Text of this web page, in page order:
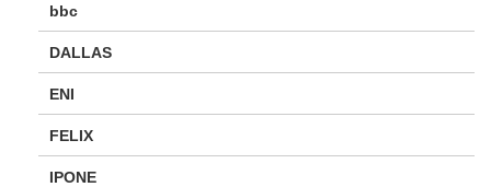
bbc
DALLAS
ENI
FELIX
IPONE